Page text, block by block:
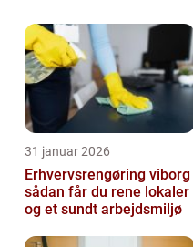
31 januar 2026
Erhvervsrengøring viborg
sådan får du rene lokaler
og et sundt arbejdsmiljø